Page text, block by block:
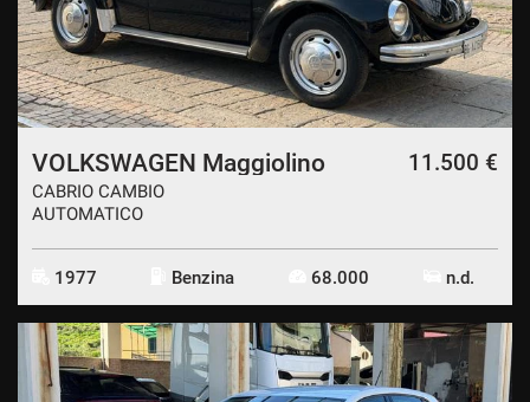
CONTATTI
CONTATTI
AREA COMMERCIANTI
VOLKSWAGEN Maggiolino
CABRIO CAMBIO
AUTOMATICO
11.500 €
1977 Benzina 68.000 n.d.